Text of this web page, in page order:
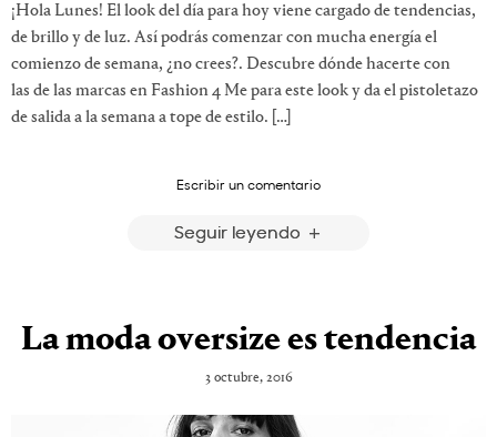
¡Hola Lunes! El look del día para hoy viene cargado de tendencias,
de brillo y de luz. Así podrás comenzar con mucha energía el
comienzo de semana, ¿no crees?. Descubre dónde hacerte con
las de las marcas en Fashion 4 Me para este look y da el pistoletazo
de salida a la semana a tope de estilo. […]
Escribir un comentario
Seguir leyendo
La moda oversize es tendencia
3 octubre, 2016